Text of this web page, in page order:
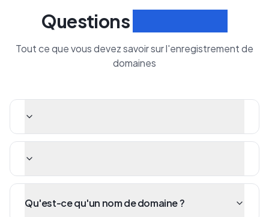
Questions
Tout ce que vous devez savoir sur l'enregistrement de
domaines
Qu'est-ce qu'un nom de domaine ?